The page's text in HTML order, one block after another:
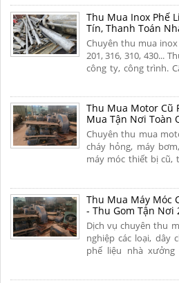
Thu Mua Inox Phế
Tín, Thanh Toán
Chuyên thu mua
201, 316, 310, 430...
công ty, công trình.
liền tay 1 lần, chiết
Thu Mua Motor Cũ
Mua Tận Nơi Toàn
Chuyên thu mua
cháy hỏng, máy
máy móc thiết bị cũ,
tiền mặt nhanh
Thu Mua Máy Móc
- Thu Gom Tận Nơi
Dịch vụ chuyên thu
nghiệp các loại, dây
phế liệu nhà
Chúng tôi cam kết